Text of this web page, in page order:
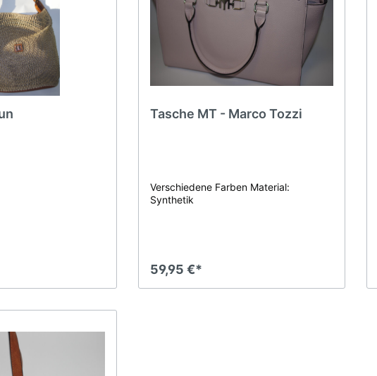
Tasche MT - Marco Tozzi
Verschiedene Farben Material:
Synthetik
59,95 €*